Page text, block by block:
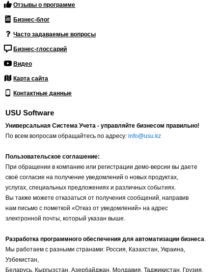
Отзывы о программе
Бизнес-блог
Часто задаваемые вопросы
Бизнес-глоссарий
Видео
Карта сайта
Контактные данные
USU Software
Универсальная Система Учета - управляйте бизнесом правильно!
По всем вопросам обращайтесь по адресу:info@usu.kz
Пользовательское соглашение:
При обращении в компанию или регистрации демо-версии вы даете
своё согласие на получение уведомлений о новых продуктах,
услугах, специальных предложениях и различных событиях.
Вы также можете отказаться от получения сообщений, направив
нам письмо с пометкой «Отказ от уведомлений» на адрес
электронной почты, который указан выше.
Разработка программного обеспечения для автоматизации бизнеса.
Мы работаем с разными странами: Россия, Казахстан, Украина,
Узбекистан,
Беларусь, Кыргызстан, Азербайджан, Молдавия, Таджикистан, Грузия,